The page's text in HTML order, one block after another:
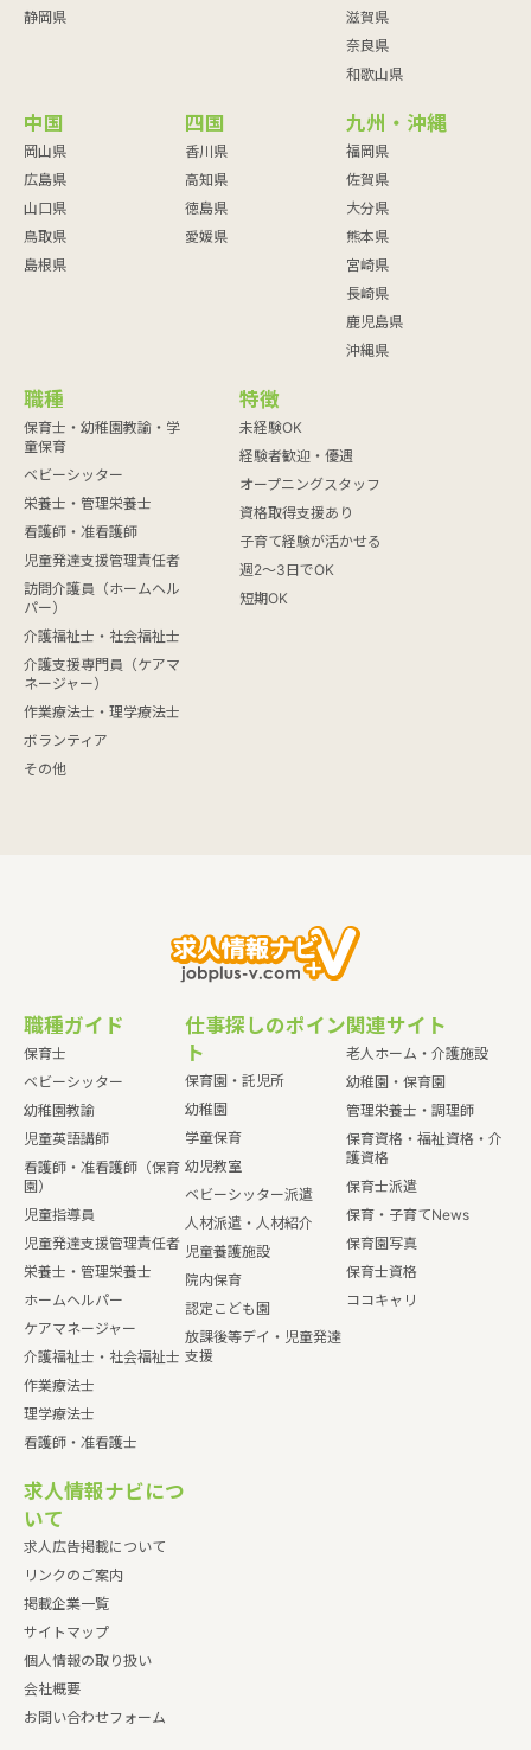
静岡県
滋賀県
奈良県
和歌山県
中国
岡山県
広島県
山口県
鳥取県
島根県
四国
香川県
高知県
徳島県
愛媛県
九州・沖縄
福岡県
佐賀県
大分県
熊本県
宮崎県
長崎県
鹿児島県
沖縄県
職種
保育士・幼稚園教諭・学
童保育
ベビーシッター
栄養士・管理栄養士
看護師・准看護師
児童発達支援管理責任者
訪問介護員（ホームヘル
パー）
介護福祉士・社会福祉士
介護支援専門員（ケアマ
ネージャー）
作業療法士・理学療法士
ボランティア
その他
特徴
未経験OK
経験者歓迎・優遇
オープニングスタッフ
資格取得支援あり
子育て経験が活かせる
週2～3日でOK
短期OK
職種ガイド
保育士
ベビーシッター
幼稚園教諭
児童英語講師
看護師・准看護師（保育
園）
児童指導員
児童発達支援管理責任者
栄養士・管理栄養士
ホームヘルパー
ケアマネージャー
介護福祉士・社会福祉士
作業療法士
理学療法士
看護師・准看護士
仕事探しのポイン
ト
保育園・託児所
幼稚園
学童保育
幼児教室
ベビーシッター派遣
人材派遣・人材紹介
児童養護施設
院内保育
認定こども園
放課後等デイ・児童発達
支援
関連サイト
老人ホーム・介護施設
幼稚園・保育園
管理栄養士・調理師
保育資格・福祉資格・介
護資格
保育士派遣
保育・子育てNews
保育園写真
保育士資格
ココキャリ
求人情報ナビにつ
いて
求人広告掲載について
リンクのご案内
掲載企業一覧
サイトマップ
個人情報の取り扱い
会社概要
お問い合わせフォーム